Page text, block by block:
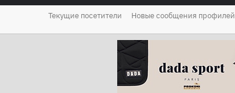
Текущие посетители Новые сообщения профилей